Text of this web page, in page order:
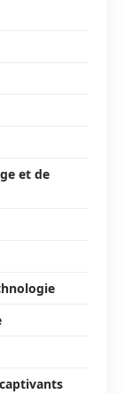
et de